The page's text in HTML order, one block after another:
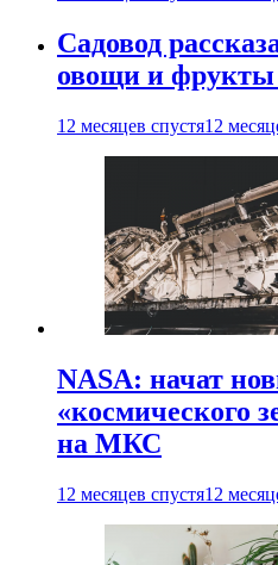
Садовод
овощи и фрукты
12 месяцев спустя12
NASA: начат
«космического
на МКС
12 месяцев спустя12